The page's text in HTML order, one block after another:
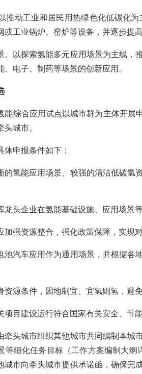
动工业和居民用热绿色化低碳化为
工业锅炉、窑炉等设备，并逐步提高
探索氢能多元应用场景为主线，
电子、制药等场景的创新应用。
合应用试点以城市群为主体开展申
城市。
申报条件如下：
氢能应用场景、较强的清洁低碳氢
企业在氢能基础设施、应用场景等
资源整合，强化政策保障，实现对
汽车应用作为通用场景，并根据各
条件，因地制宜、宜氢则氢，避免
建设运行符合国家有关安全、节能
城市组织其他城市共同编制本城
等细化任务目标（工作方案编制大
城市向牵头城市提供承诺函，确保完